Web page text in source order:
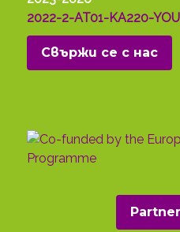
2022-2-AT01-KA220-
Свържи се с нас